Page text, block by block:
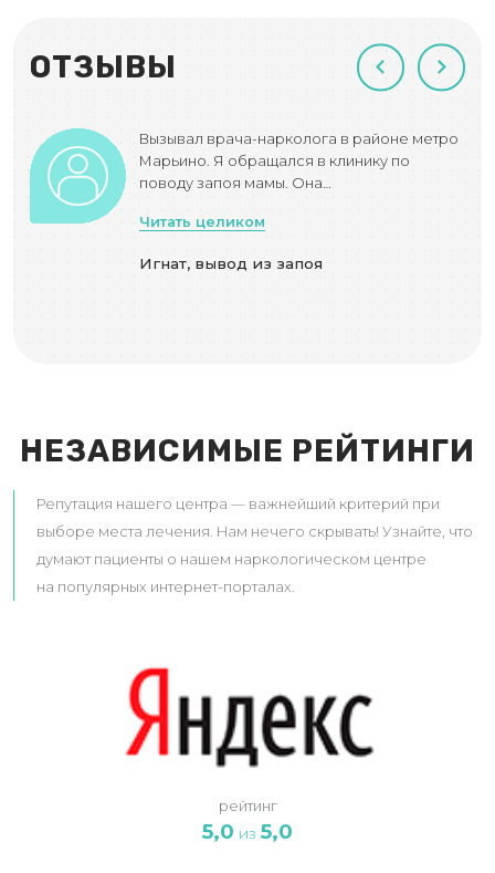
ОТЗЫВЫ
Вызывал врача-нарколога в районе метро
Марьино. Я обращался в клинику по
поводу запоя мамы. Она…
Читать целиком
Игнат, вывод из запоя
НЕЗАВИСИМЫЕ РЕЙТИНГИ
Репутация нашего центра — важнейший критерий при
выборе места лечения. Нам нечего скрывать! Узнайте, что
думают пациенты о нашем наркологическом центре
на популярных интернет-порталах.
рейтинг
5,0 из 5,0